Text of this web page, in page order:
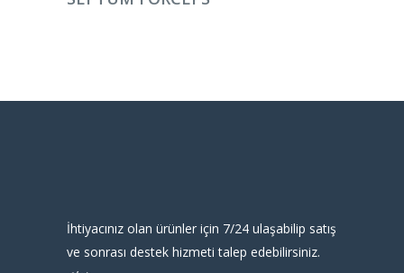
İhtiyacınız olan ürünler için 7/24 ulaşabilip satış
ve sonrası destek hizmeti talep edebilirsiniz.